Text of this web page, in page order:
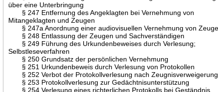
über eine Unterbringung
§ 247 Entfernung des Angeklagten bei Vernehmung von
Mitangeklagten und Zeugen
§ 247a Anordnung einer audiovisuellen Vernehmung von
§ 248 Entlassung der Zeugen und Sachverständigen
§ 249 Führung des Urkundenbeweises durch Verlesung;
Selbstleseverfahren
§ 250 Grundsatz der persönlichen Vernehmung
§ 251 Urkundenbeweis durch Verlesung von Protokollen
§ 252 Verbot der Protokollverlesung nach Zeugnisverweigerung
§ 253 Protokollverlesung zur Gedächtnisunterstützung
§ 254 Verlesung eines richterlichen Protokolls bei Geständnis